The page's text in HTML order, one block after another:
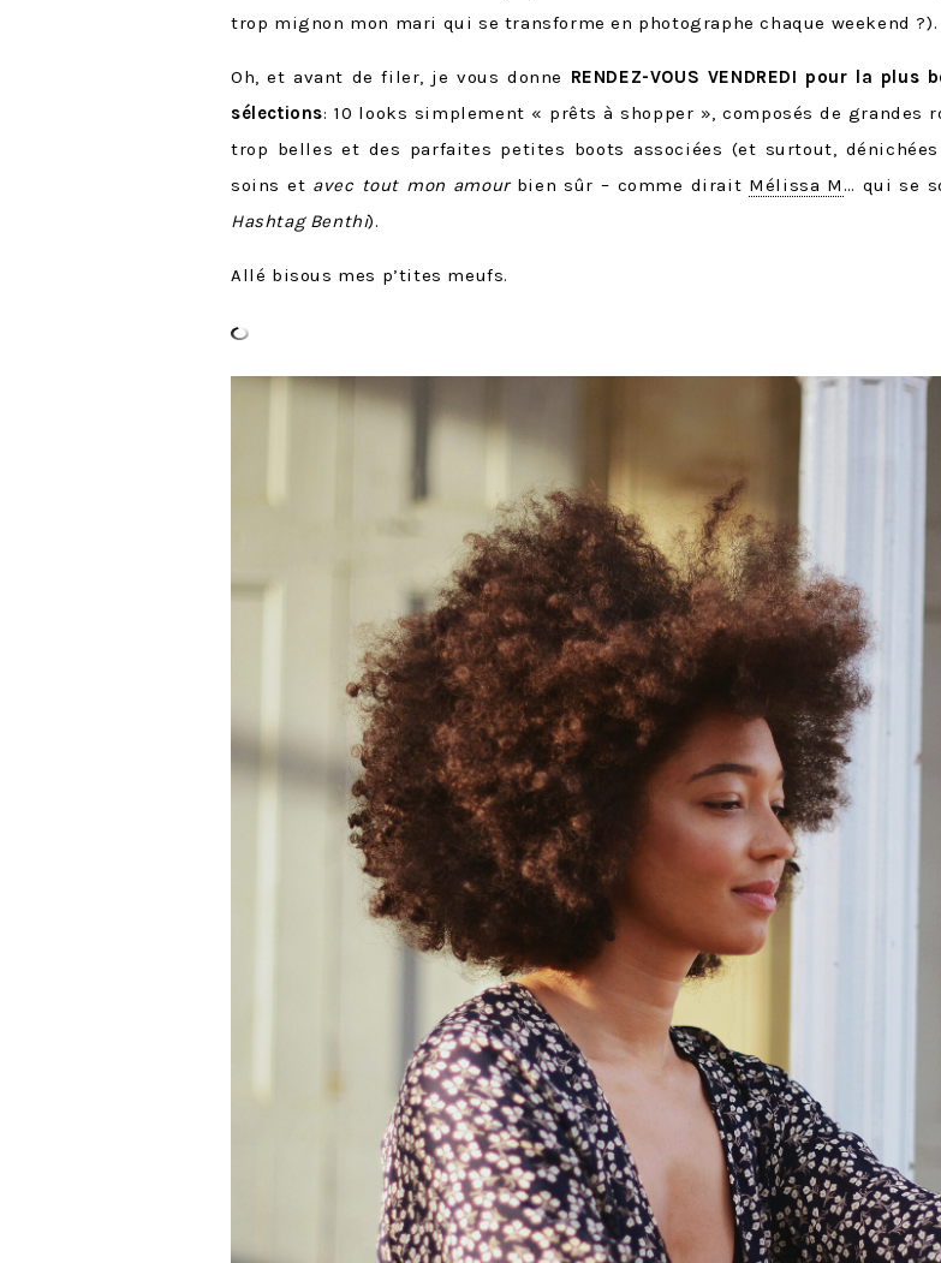
trop mignon mon mari qui se transforme en photographe chaque weekend ?).
Oh, et avant de filer, je vous donne RENDEZ-VOUS VENDREDI pour la plus
sélections: 10 looks simplement « prêts à shopper », composés de grandes
trop belles et des parfaites petites boots associées (et surtout,
soins et avec tout mon amourbien sûr – comme dirait Mélissa M … qui se
Hashtag Benthi).
Allé bisous mes p’tites meufs.